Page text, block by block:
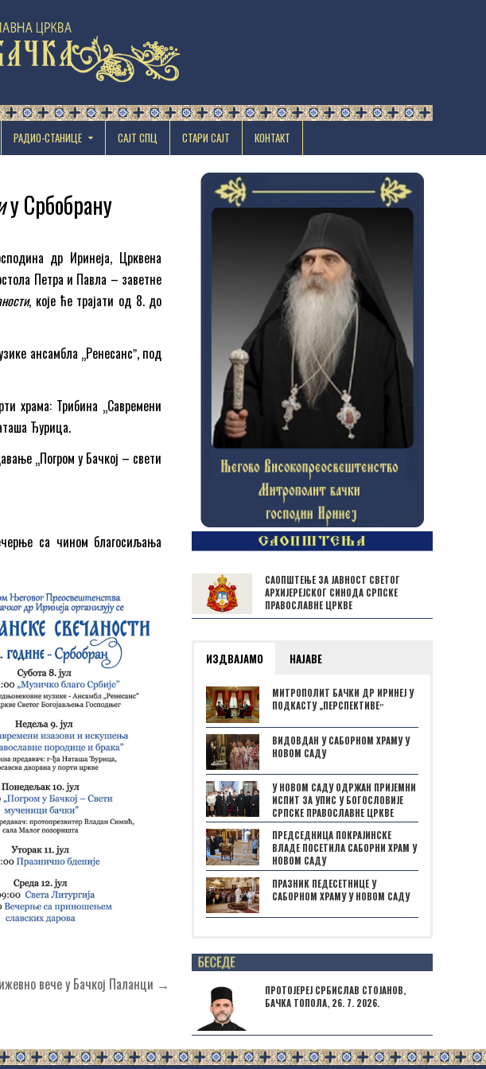
РАДИО-СТАНИЦЕ САЈТ СПЦ СТАРИ САЈТ КОНТАКТ
у Србобрану
др Иринеја, Црквена
Петра и Павла – заветне
, које ће трајати од 8. до
ансамбла „Ренесансˮ, под
храма: Трибина „Савремени
Ђурица.
„Погром у Бачкој – свети
са чином благосиљања
вече у Бачкој Паланци →
САОПШТЕЊЕ ЗА ЈАВНОСТ СВЕТОГ
АРХИЈЕРЕЈСКОГ СИНОДА СРПСКЕ
ПРАВОСЛАВНЕ ЦРКВЕ
ИЗДВАЈАМО НАЈАВЕ
МИТРОПОЛИТ БАЧКИ ДР ИРИНЕЈ У
ПОДКАСТУ „ПЕРСПЕКТИВЕˮ
ВИДОВДАН У САБОРНОМ ХРАМУ У
НОВОМ САДУ
У НОВОМ САДУ ОДРЖАН ПРИЈЕМНИ
ИСПИТ ЗА УПИС У БОГОСЛОВИЈЕ
СРПСКЕ ПРАВОСЛАВНЕ ЦРКВЕ
ПРЕДСЕДНИЦА ПОКРАЈИНСКЕ
ВЛАДЕ ПОСЕТИЛА САБОРНИ ХРАМ У
НОВОМ САДУ
ПРАЗНИК ПЕДЕСЕТНИЦЕ У
САБОРНОМ ХРАМУ У НОВОМ САДУ
Posts not found
ПРОТОЈЕРЕЈ СРБИСЛАВ СТОЈАНОВ,
БАЧКА ТОПОЛА, 26. 7. 2026.